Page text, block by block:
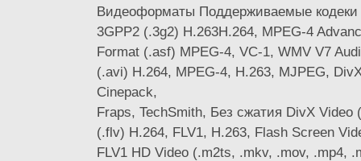
Видеоформаты Поддерживаемые кодеки
3GPP2 (.3g2) H.263H.264, MPEG-4
Format (.asf) MPEG-4, VC-1, WMV V7
(.avi) H.264, MPEG-4, H.263, MJPEG,
Cinepack,
Fraps, TechSmith, Без сжатия DivX Video
(.flv) H.264, FLV1, H.263, Flash Screen
FLV1 HD Video (.m2ts, .mkv, .mov, .mp4,